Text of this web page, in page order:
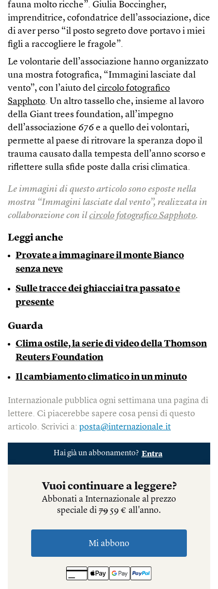
fauna molto ricche”. Giulia Boccingher,
imprenditrice, cofondatrice dell’associazione, dice
di aver perso “il posto segreto dove portavo i miei
figli a raccogliere le fragole”.
Le volontarie dell’associazione hanno organizzato
una mostra fotografica, “Immagini lasciate dal
vento”, con l’aiuto del circolo fotografico
Sapphoto. Un altro tassello che, insieme al lavoro
della Giant trees foundation, all’impegno
dell’associazione 676 e a quello dei volontari,
permette al paese di ritrovare la speranza dopo il
trauma causato dalla tempesta dell’anno scorso e
riflettere sulla sfide poste dalla crisi climatica.
Le immagini di questo articolo sono esposte nella
mostra “Immagini lasciate dal vento”, realizzata in
collaborazione con il circolo fotografico Sapphoto.
Leggi anche
Provate a immaginare il monte Bianco
senza neve
Sulle tracce dei ghiacciai tra passato e
presente
Guarda
Clima ostile, la serie di video della Thomson
Reuters Foundation
Il cambiamento climatico in un minuto
Internazionale pubblica ogni settimana una pagina di
lettere. Ci piacerebbe sapere cosa pensi di questo
articolo. Scrivici a: posta@internazionale.it